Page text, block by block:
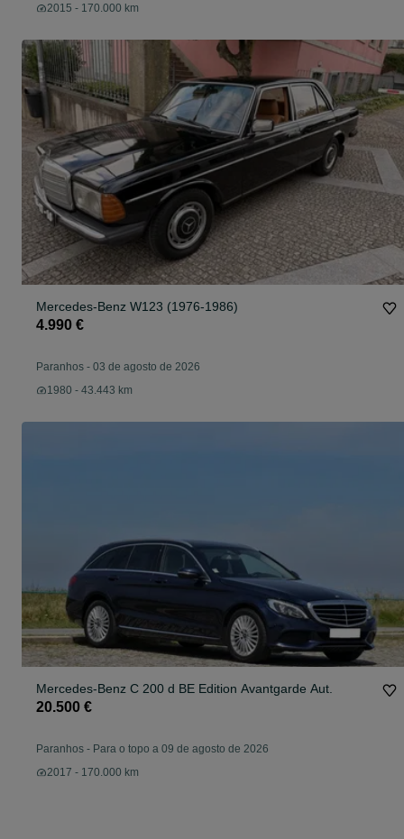
2015 - 170.000 km
Mercedes-Benz W123 (1976-1986)
4.990 €
Paranhos - 03 de agosto de 2026
1980 - 43.443 km
Mercedes-Benz C 200 d BE Edition Avantgarde Aut.
20.500 €
Paranhos - Para o topo a 09 de agosto de 2026
2017 - 170.000 km